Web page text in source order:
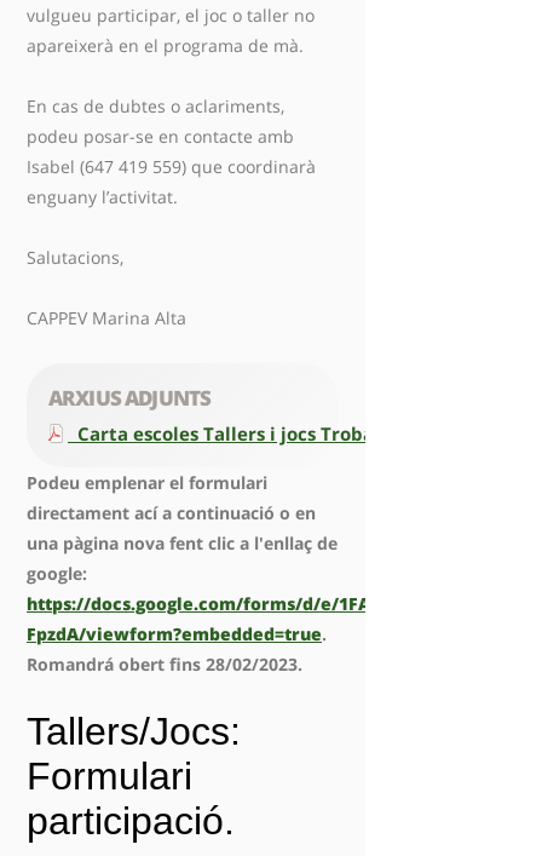
vulgueu participar, el joc o taller no
apareixerà en el programa de mà.
En cas de dubtes o aclariments,
podeu posar-se en contacte amb
Isabel (647 419 559) que coordinarà
enguany l’activitat.
Salutacions,
CAPPEV Marina Alta
ARXIUS ADJUNTS
Carta escoles Tallers i jocs Trobades 2023
Podeu emplenar el formulari
directament ací a continuació o en
una pàgina nova fent clic a l'enllaç de
google:
https://docs.google.com/forms/d/e/
FpzdA/viewform?embedded=true.
Romandrá obert fins 28/02/2023.